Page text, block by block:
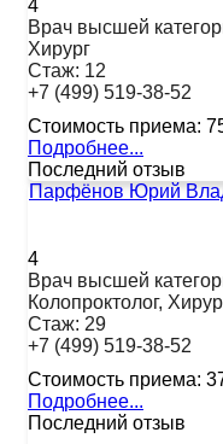
4
Врач высшей
Хирург
Стаж: 12
+7 (499) 519-38-52
Стоимость приема:
Подробнее...
Последний отзыв
Парфёнов Юрий
4
Врач высшей
Колопроктолог,
Стаж: 29
+7 (499) 519-38-52
Стоимость приема:
Подробнее...
Последний отзыв